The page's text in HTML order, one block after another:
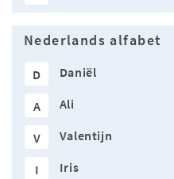
Nederlands alfabet
D Daniël
A Ali
V Valentijn
I Iris